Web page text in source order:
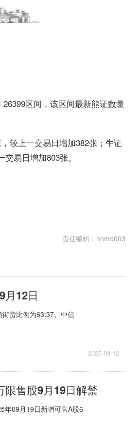
区间，该区间最新熊证数量
较上一交易日增加382张；牛证
易日增加803张。
责任编辑：hnmd003
月12日
货比例为63:37。中信
2025-09-12
售股9月19日解禁
年09月19日新增可售A股6